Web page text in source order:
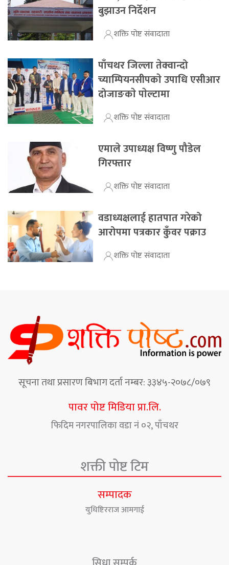
बुझाउन निर्देशन
शक्ति पोष्ट संवादाता
पाँचथर जिल्ला तेक्वान्दो
च्याम्पियनसीपकाे उपाधि एसीआर
दोजाङकाे पाेल्टामा
शक्ति पोष्ट संवादाता
एमाले उपाध्यक्ष विष्णु पौडेल
गिरफ्तार
शक्ति पोष्ट संवादाता
वडाध्यक्षलाई हातपात गरेको
आरोपमा पत्रकार कुँवर पक्राउ
शक्ति पोष्ट संवादाता
सूचना तथा प्रसारण बिभाग दर्ता नम्बर: ३३४५-२०७८/०७९
पावर पोष्ट मिडिया प्रा.लि.
फिदिम नगरपालिका वडा नं ०२, पाँचथर
शक्ती पोष्ट टिम
सम्पादक
युधिष्टिरराज आमगाई